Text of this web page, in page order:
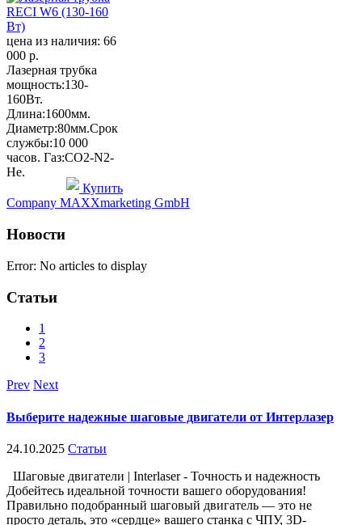
цена из наличия: 66
000 р.
Лазерная трубка
мощность:130-
160Вт.
Длина:1600мм.
Диаметр:80мм.Срок
службы:10 000
часов. Газ:CO2-N2-
He.
Купить
Company MAXXmarketing GmbH
Новости
Error: No articles to display
Статьи
1
2
3
Prev Next
Выберите надежные шаговые двигатели от Интерлазер
24.10.2025 Статьи
Шаговые двигатели | Interlaser - Точность и надежность
Добейтесь идеальной точности вашего оборудования!
Правильно подобранный шаговый двигатель — это не
просто деталь, это «сердце» вашего станка с ЧПУ, 3D-